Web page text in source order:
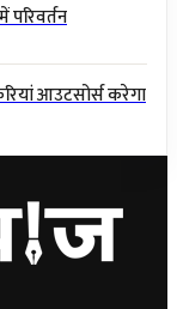
परिवर्तन
आउटसोर्स करेगा